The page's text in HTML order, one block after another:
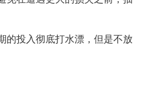
投入彻底打水漂，但是不放